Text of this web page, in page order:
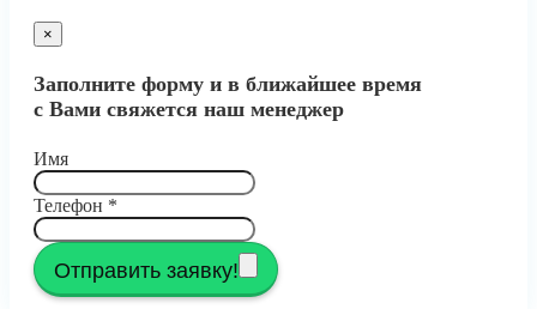
×
Заполните форму и в ближайшее время
с Вами свяжется наш менеджер
Имя
Телефон *
Отправить заявку!